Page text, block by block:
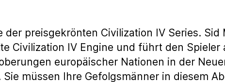
preisgekrönten Civilization IV Series. Sid
Civilization IV Engine und führt den Spieler
europäischer Nationen in der
müssen Ihre Gefolgsmänner in diesem